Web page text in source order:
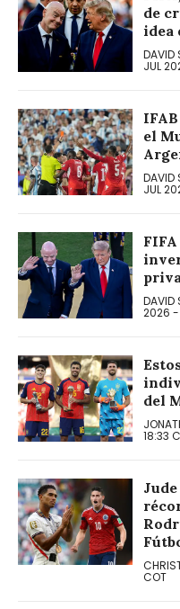
de
idea
DAVID
JUL
el
DAVID
JUL
DAVID
2026 -
del
18:33
COT